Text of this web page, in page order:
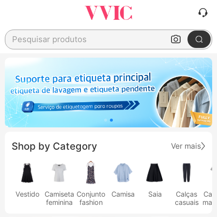
Pesquisar produtos
Shop by Category Ver mais
Vestido
Camiseta
feminina
Conjunto
fashion
Camisa Saia
Calças
casuais